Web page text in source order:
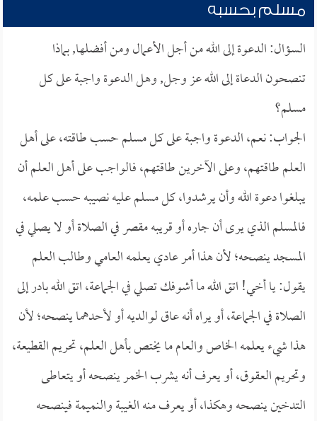
مسلم بحسبه
السؤال: الدعوة إلى الله من أجل الأعمال ومن أفضلها, بماذا
تنصحون الدعاة إلى الله عز وجل, وهل الدعوة واجبة على كل
مسلم؟
الجواب: نعم، الدعوة واجبة على كل مسلم حسب طاقته، على أهل
العلم طاقتهم، وعلى الآخرين طاقتهم، فالواجب على أهل العلم أن
يبلغوا دعوة الله وأن يرشدوا، كل مسلم عليه نصيبه حسب علمه،
فالمسلم الذي يرى أن جاره أو قريبه مقصر في الصلاة أو لا يصلي في
المسجد ينصحه؛ لأن هذا أمر عادي يعلمه العامي وطالب العلم
يقول: يا أخي! اتق الله ما أشوفك تصلي في الجماعة، اتق الله بادر إلى
الصلاة في الجماعة، أو يراه أنه عاق لوالديه أو لأحدهما ينصحه؛ لأن
هذا شيء يعلمه الخاص والعام ما يختص بأهل العلم، تحريم القطيعة،
وتحريم العقوق، أو يعرف أنه يشرب الخمر ينصحه أو يتعاطى
التدخين ينصحه وهكذا، أو يعرف منه الغيبة والنميمة فينصحه